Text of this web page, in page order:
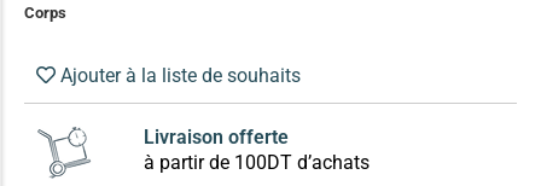
Soins ciblé enfants / adolescent (5-18 ans)
Soins ciblés famille(4)
Box à
Corps
Ajouter à la liste de souhaits
Livraison offerte
à partir de 100DT d’achats